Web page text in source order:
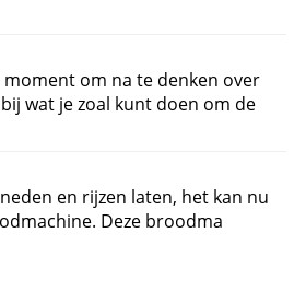
om na te denken over
wat je zoal kunt doen om de
en rijzen laten, het kan nu
Deze broodma